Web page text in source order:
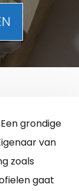
grondige
van
zoals
gaat